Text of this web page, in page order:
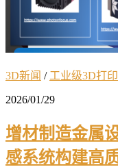
3D新闻 / 工业级3D打
2026/01/29
增材制造金属
感系统构建高